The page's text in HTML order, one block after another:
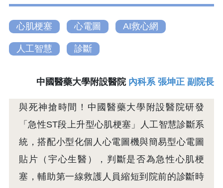
心肌梗塞 心電圖 AI救心網
人工智慧 診斷
中國醫藥大學附設醫院 內科系 張坤正 副院長
與死神搶時間！中國醫藥大學附設醫院研發
「急性ST段上升型心肌梗塞」人工智慧診斷系
統，搭配小型化個人心電圖機與簡易型心電圖
貼片（宇心生醫），判斷是否為急性心肌梗
塞，輔助第一線救護人員縮短到院前的診斷時